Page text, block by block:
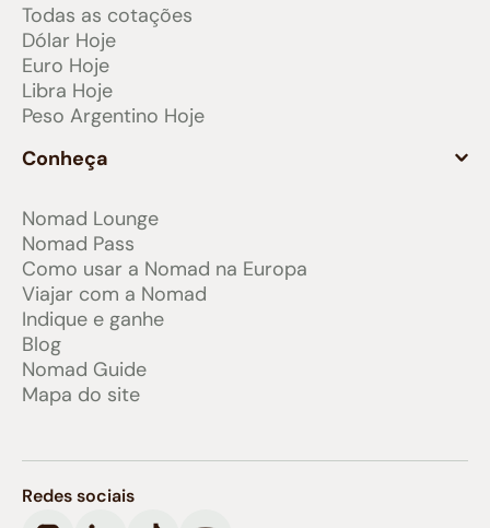
Todas as cotações
Dólar Hoje
Euro Hoje
Libra Hoje
Peso Argentino Hoje
Conheça
Nomad Lounge
Nomad Pass
Como usar a Nomad na Europa
Viajar com a Nomad
Indique e ganhe
Blog
Nomad Guide
Mapa do site
Redes sociais